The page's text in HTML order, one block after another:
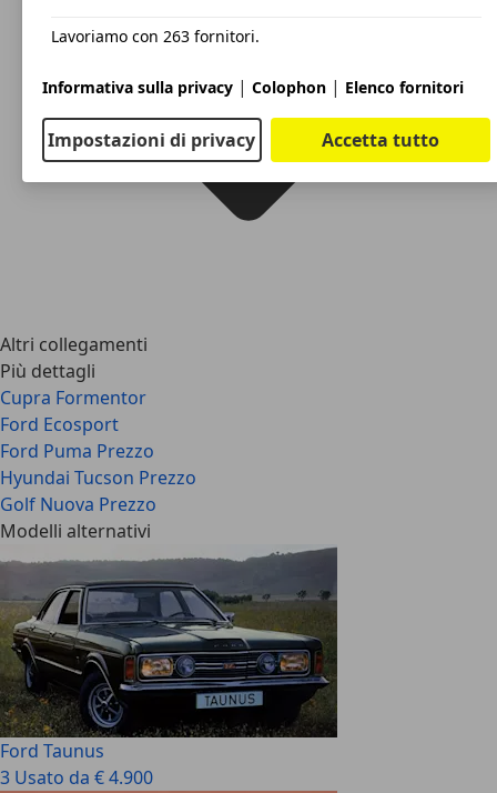
Altri collegamenti
Più dettagli
Cupra Formentor
Ford Ecosport
Ford Puma Prezzo
Hyundai Tucson Prezzo
Golf Nuova Prezzo
Modelli alternativi
Ford Taunus
3 Usato da € 4.900
Lavoriamo con 263 fornitori.
Informativa sulla privacy | Colophon | Elenco fornitori
Impostazioni di privacy Accetta tutto